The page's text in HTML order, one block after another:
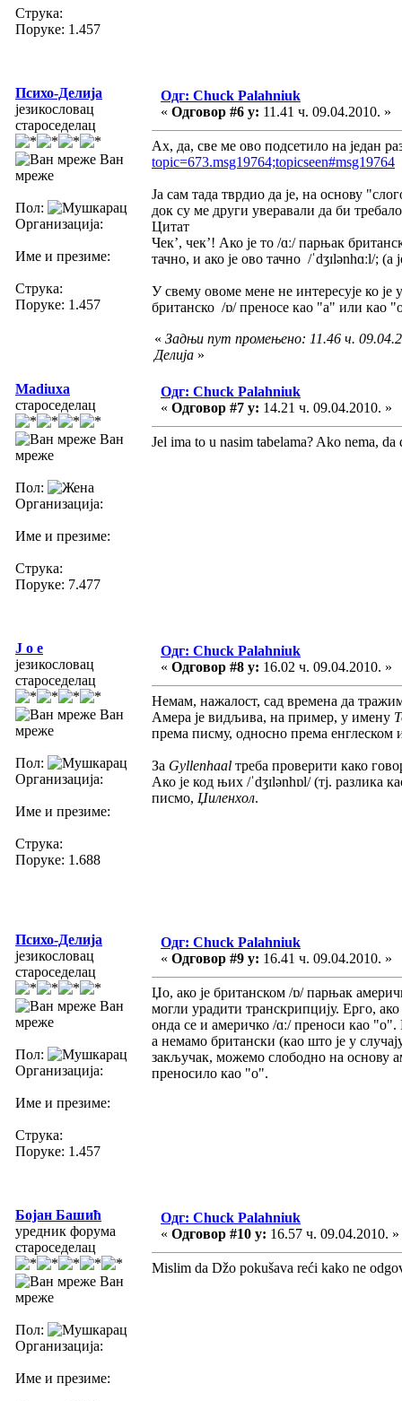
Струка:
Поруке: 1.457
Психо-Делија
језикословац
староседелац
Ван
мреже
Пол:
Организација:
Име и презиме:
Струка:
Поруке: 1.457
Одг: Chuck Palahniuk
« Одговор #6 у: 11.41 ч. 09.04.2010. »
Ах, да, све ме ово подсетило на један
topic=673.msg19764;topicseen#msg19764
Ја сам тада тврдио да је, на основу
док су ме други уверавали да би
Цитат
Чек’, чек’! Ако је то /ɑː/ парњак
тачно, и ако је ово тачно /ˈdʒɪlənhɑːl/;
У свему овоме мене не интересује ко
британско /ɒ/ преносе као "а" или као
« Задњи пут промењено: 11.46 ч.
Делија »
Madiuxa
староседелац
Ван
мреже
Пол:
Организација:
Име и презиме:
Струка:
Поруке: 7.477
Одг: Chuck Palahniuk
« Одговор #7 у: 14.21 ч. 09.04.2010. »
Jel ima to u nasim tabelama? Ako nema, da
J o e
језикословац
староседелац
Ван
мреже
Пол:
Организација:
Име и презиме:
Струка:
Поруке: 1.688
Одг: Chuck Palahniuk
« Одговор #8 у: 16.02 ч. 09.04.2010. »
Немам, нажалост, сад времена да
Амера је видљива, на пример, у имену
према писму, односно према енглеском
За Gyllenhaal треба проверити како
Ако је код њих /ˈdʒɪlənhɒl/ (тј. разлика
писмо, Џиленхол.
Психо-Делија
језикословац
староседелац
Ван
мреже
Пол:
Организација:
Име и презиме:
Струка:
Поруке: 1.457
Одг: Chuck Palahniuk
« Одговор #9 у: 16.41 ч. 09.04.2010. »
Џо, ако је британском /ɒ/ парњак
могли урадити транскрипцију. Ерго,
онда се и америчко /ɑː/ преноси као
а немамо британски (као што је у
закључак, можемо слободно на основу
преносило као "о".
Бојан Башић
уредник форума
староседелац
Ван
мреже
Пол:
Организација:
Име и презиме:
Одг: Chuck Palahniuk
« Одговор #10 у: 16.57 ч. 09.04.2010. »
Mislim da Džo pokušava reći kako ne